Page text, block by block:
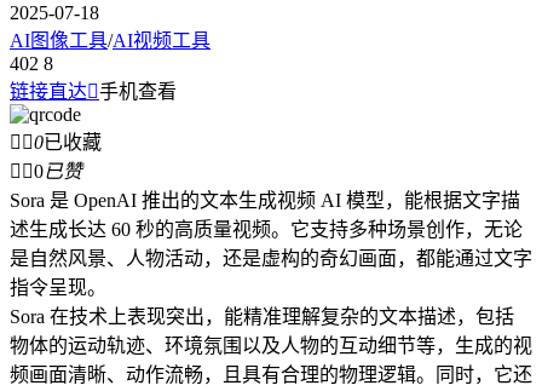
2025-07-18
AI图像工具/AI视频工具
402 8
链接直达手机查看
 0已收藏
 0已赞
Sora 是 OpenAI 推出的文本生成视频 AI 模型，能根据文字描
述生成长达 60 秒的高质量视频。它支持多种场景创作，无论
是自然风景、人物活动，还是虚构的奇幻画面，都能通过文字
指令呈现。
Sora 在技术上表现突出，能精准理解复杂的文本描述，包括
物体的运动轨迹、环境氛围以及人物的互动细节等，生成的视
频画面清晰、动作流畅，且具有合理的物理逻辑。同时，它还